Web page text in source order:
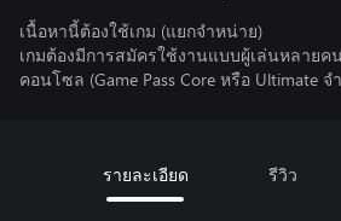
เนื้อหานี้ต้องใช้เกม (แยกจำหน่าย)
เกมต้องมีการสมัครใช้งานแบบผู้เล่นหลายค
คอนโซล (Game Pass Core หรือ Ultimate
รายละเอียด รีวิว